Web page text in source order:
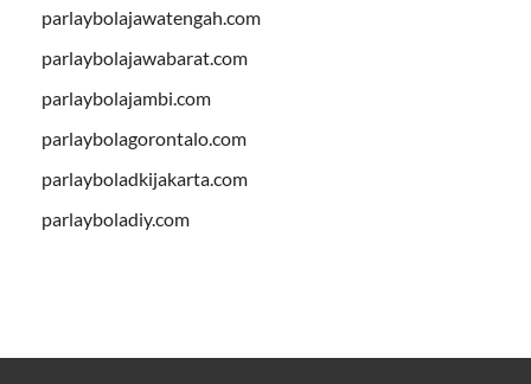
parlaybolajawatengah.com
parlaybolajawabarat.com
parlaybolajambi.com
parlaybolagorontalo.com
parlayboladkijakarta.com
parlayboladiy.com